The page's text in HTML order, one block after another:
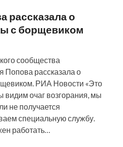
рассказала о
с борщевиком
сообщества
Попова рассказала о
РИА Новости «Это
видим очаг возгорания, мы
не получается
специальную службу.
работать…